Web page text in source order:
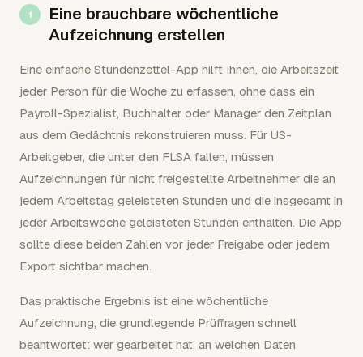
Eine brauchbare wöchentliche
Aufzeichnung erstellen
Eine einfache Stundenzettel-App hilft Ihnen, die Arbeitszeit
jeder Person für die Woche zu erfassen, ohne dass ein
Payroll-Spezialist, Buchhalter oder Manager den Zeitplan
aus dem Gedächtnis rekonstruieren muss. Für US-
Arbeitgeber, die unter den FLSA fallen, müssen
Aufzeichnungen für nicht freigestellte Arbeitnehmer die an
jedem Arbeitstag geleisteten Stunden und die insgesamt in
jeder Arbeitswoche geleisteten Stunden enthalten. Die App
sollte diese beiden Zahlen vor jeder Freigabe oder jedem
Export sichtbar machen.
Das praktische Ergebnis ist eine wöchentliche
Aufzeichnung, die grundlegende Prüffragen schnell
beantwortet: wer gearbeitet hat, an welchen Daten